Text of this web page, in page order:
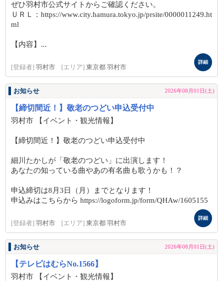
ぜひ羽村市公式サイトからご確認ください。
ＵＲＬ：https://www.city.hamura.tokyo.jp/prsite/0000011249.ht
ml
【内容】...
[登録者] 羽村市 [エリア] 東京都 羽村市
詳細
お知らせ 2026年08月01日(土)
【締切間近！】敬老のつどい申込受付中
羽村市 【イベント・観光情報】
【締切間近！】敬老のつどい申込受付中
細川たかしが「敬老のつどい」に出演します！
あなたの知っている曲やあの有名曲も歌うかも！？
申込締切は8月3日（月）までとなります！
申込みはこちらから https://logoform.jp/form/QHAw/1605155
[登録者] 羽村市 [エリア] 東京都 羽村市
詳細
お知らせ 2026年08月01日(土)
【テレビはむらNo.1566】
羽村市 【イベント・観光情報】